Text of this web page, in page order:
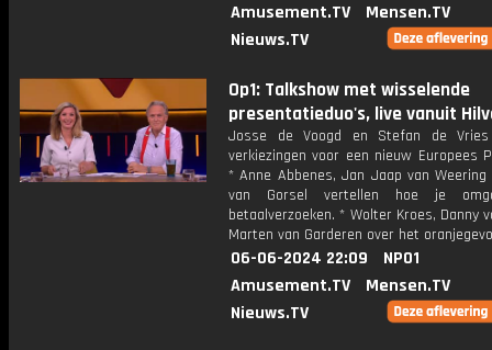
Amusement.TV
Mensen.TV
Nieuws.TV
Op1: Talkshow met wisselende
presentatieduo's, live vanuit
Josse de Voogd en Stefan de
verkiezingen voor een nieuw Europees
* Anne Abbenes, Jan Jaap van Weering
van Gorsel vertellen hoe je
betaalverzoeken. * Wolter Kroes, Danny
Marten van Garderen over het
06-06-2024 22:09
NPO1
Amusement.TV
Mensen.TV
Nieuws.TV